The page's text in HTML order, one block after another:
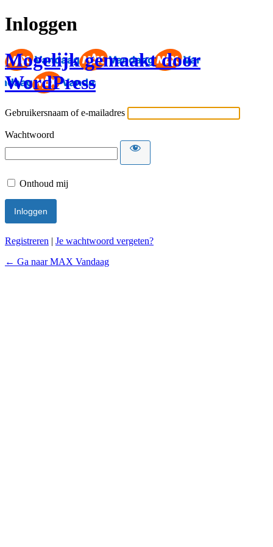
Inloggen
Mogelijk gemaakt door
WordPress
Gebruikersnaam of e-mailadres
Wachtwoord
Onthoud mij
Registreren | Je wachtwoord vergeten?
← Ga naar MAX Vandaag